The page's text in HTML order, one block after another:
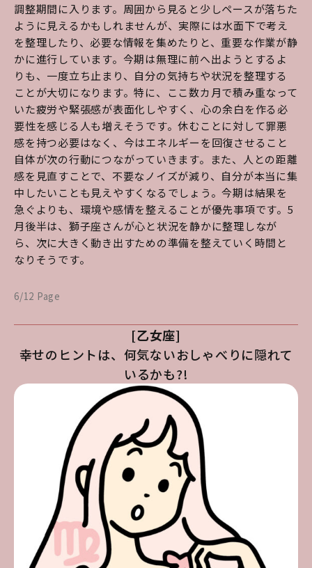
調整期間に入ります。周囲から見ると少しペースが落ちた
ように見えるかもしれませんが、実際には水面下で考え
を整理したり、必要な情報を集めたりと、重要な作業が静
かに進行しています。今期は無理に前へ出ようとするよ
りも、一度立ち止まり、自分の気持ちや状況を整理する
ことが大切になります。特に、ここ数カ月で積み重なって
いた疲労や緊張感が表面化しやすく、心の余白を作る必
要性を感じる人も増えそうです。休むことに対して罪悪
感を持つ必要はなく、今はエネルギーを回復させること
自体が次の行動につながっていきます。また、人との距離
感を見直すことで、不要なノイズが減り、自分が本当に集
中したいことも見えやすくなるでしょう。今期は結果を
急ぐよりも、環境や感情を整えることが優先事項です。5
月後半は、獅子座さんが心と状況を静かに整理しなが
ら、次に大きく動き出すための準備を整えていく時間と
なりそうです。
6/12 Page
[乙女座]
幸せのヒントは、何気ないおしゃべりに隠れて
いるかも?!